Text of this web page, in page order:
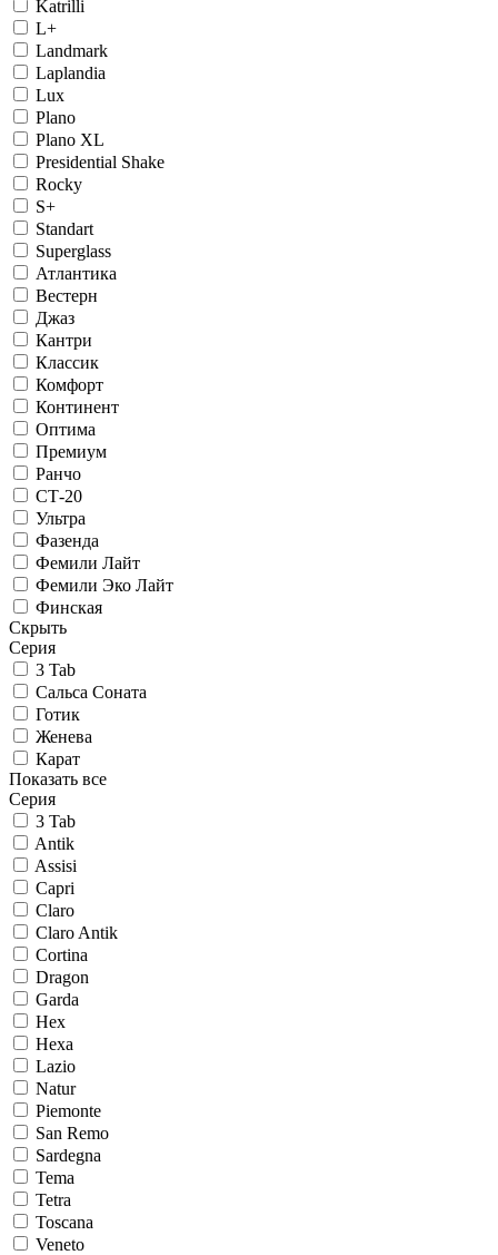
Katrilli
L+
Landmark
Laplandia
Lux
Plano
Plano XL
Presidential Shake
Rocky
S+
Standart
Superglass
Атлантика
Вестерн
Джаз
Кантри
Классик
Комфорт
Континент
Оптима
Премиум
Ранчо
СТ-20
Ультра
Фазенда
Фемили Лайт
Фемили Эко Лайт
Финская
Скрыть
Серия
3 Tab
Сальса Соната
Готик
Женева
Карат
Показать все
Серия
3 Tab
Antik
Assisi
Capri
Claro
Claro Antik
Cortina
Dragon
Garda
Hex
Hexa
Lazio
Natur
Piemonte
San Remo
Sardegna
Tema
Tetra
Toscana
Veneto